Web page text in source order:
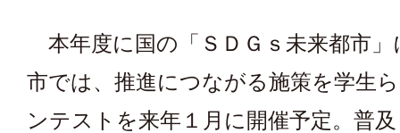
本年度に国の「ＳＤＧｓ未来都市」
市では、推進につながる施策を学生
ンテストを来年１月に開催予定。普